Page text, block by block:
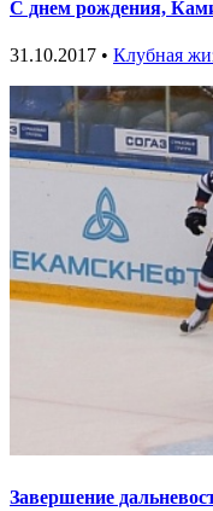
С днем рождения,
31.10.2017 • Клубная
Завершение